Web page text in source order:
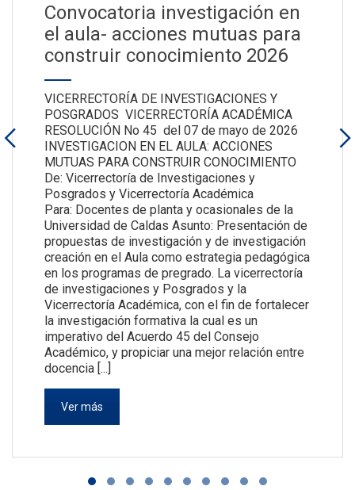
Convocatoria investigación en
el aula- acciones mutuas para
construir conocimiento 2026
VICERRECTORÍA DE INVESTIGACIONES Y
POSGRADOS VICERRECTORÍA ACADÉMICA
RESOLUCIÓN No 45 del 07 de mayo de 2026
INVESTIGACION EN EL AULA: ACCIONES
MUTUAS PARA CONSTRUIR CONOCIMIENTO
De: Vicerrectoría de Investigaciones y
Posgrados y Vicerrectoría Académica
Para: Docentes de planta y ocasionales de la
Universidad de Caldas Asunto: Presentación de
propuestas de investigación y de investigación
creación en el Aula como estrategia pedagógica
en los programas de pregrado. La vicerrectoría
de investigaciones y Posgrados y la
Vicerrectoría Académica, con el fin de fortalecer
la investigación formativa la cual es un
imperativo del Acuerdo 45 del Consejo
Académico, y propiciar una mejor relación entre
docencia [...]
Ver más